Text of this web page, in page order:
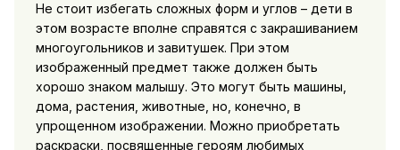
Не стоит избегать сложных форм и углов – дети в
этом возрасте вполне справятся с закрашиванием
многоугольников и завитушек. При этом
изображенный предмет также должен быть
хорошо знаком малышу. Это могут быть машины,
дома, растения, животные, но, конечно, в
упрощенном изображении. Можно приобретать
раскраски, посвященные героям любимых